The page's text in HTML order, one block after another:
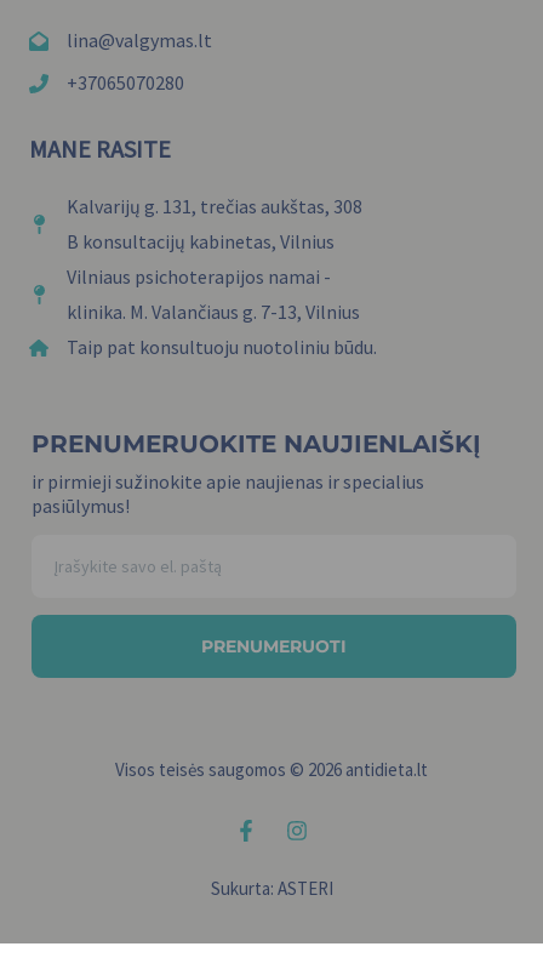
lina@valgymas.lt
+37065070280
MANE RASITE
Kalvarijų g. 131, trečias aukštas, 308
B konsultacijų kabinetas, Vilnius
Vilniaus psichoterapijos namai -
klinika. M. Valančiaus g. 7-13, Vilnius
Taip pat konsultuoju nuotoliniu būdu.
PRENUMERUOKITE NAUJIENLAIŠKĮ
ir pirmieji sužinokite apie naujienas ir specialius
pasiūlymus!
PRENUMERUOTI
Visos teisės saugomos © 2026 antidieta.lt
Sukurta: ASTERI